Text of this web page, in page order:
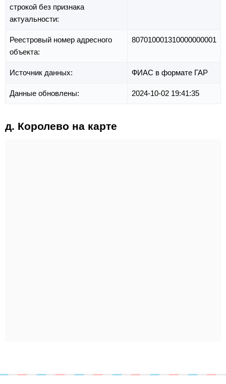
строкой без признака
актуальности:
Реестровый номер адресного
объекта:
807010001310000000001
Источник данных: ФИАС в формате ГАР
Данные обновлены: 2024-10-02 19:41:35
д. Королево на карте